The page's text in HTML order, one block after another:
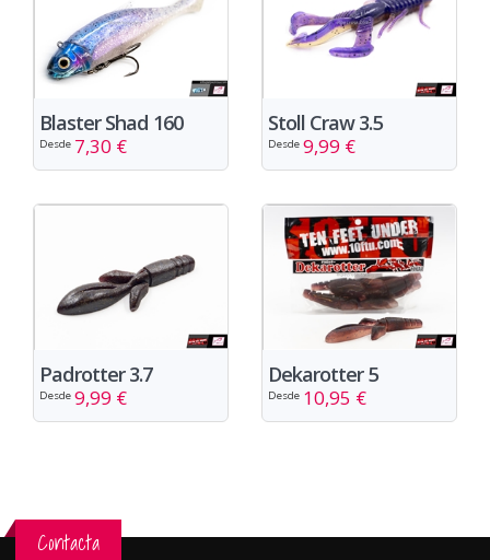
Blaster Shad 160
Desde 7,30 €
Stoll Craw 3.5
Desde 9,99 €
Padrotter 3.7
Desde 9,99 €
Dekarotter 5
Desde 10,95 €
Contacta